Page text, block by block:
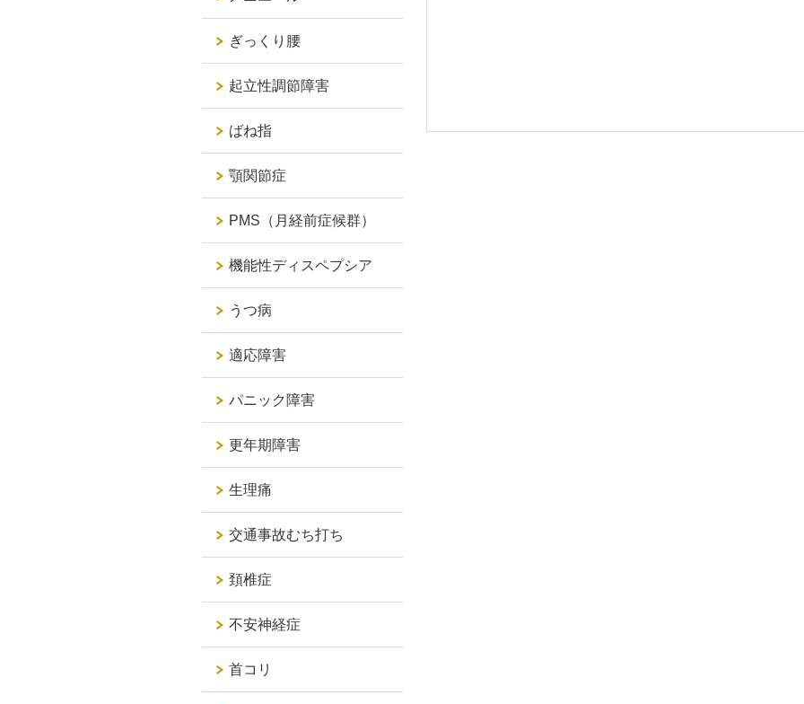
ぎっくり腰
起立性調節障害
ばね指
顎関節症
PMS（月経前症候群）
機能性ディスペプシア
うつ病
適応障害
パニック障害
更年期障害
生理痛
交通事故むち打ち
頚椎症
不安神経症
首コリ